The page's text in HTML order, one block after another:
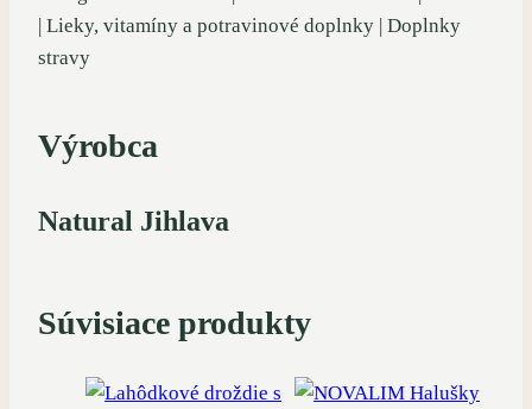
| Lieky, vitamíny a potravinové doplnky | Doplnky
stravy
Výrobca
Natural Jihlava
Súvisiace produkty